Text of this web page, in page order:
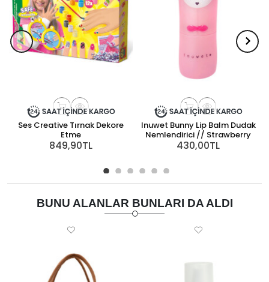
Ses Creative Tırnak Dekore
Etme
849,90TL
Inuwet Bunny Lip Balm Dudak
Nemlendirici // Strawberry
430,00TL
BUNU ALANLAR BUNLARI DA ALDI